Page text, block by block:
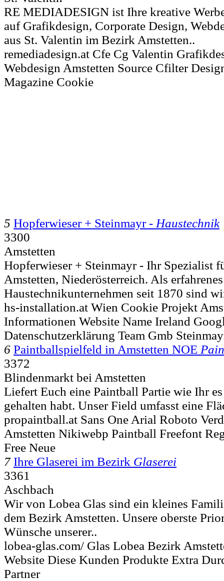
RE MEDIADESIGN ist Ihre kreative
auf Grafikdesign, Corporate Design,
aus St. Valentin im Bezirk Amstetten..
remediadesign.at Cfe Cg Valentin
Webdesign Amstetten Source Cfilter
Magazine Cookie
5 Hopferwieser + Steinmayr - Haustechnik
3300
Amstetten
Hopferwieser + Steinmayr - Ihr Spezialist
Amstetten, Niederösterreich. Als erfahrenes
Haustechnikunternehmen seit 1870 sind
hs-installation.at Wien Cookie Projekt
Informationen Website Name Ireland
Datenschutzerklärung Team Gmb
6 Paintballspielfeld in Amstetten NOE
3372
Blindenmarkt bei Amstetten
Liefert Euch eine Paintball Partie wie Ihr
gehalten habt. Unser Field umfasst eine
propaintball.at Sans One Arial Roboto
Amstetten Nikiwebp Paintball Freefont
Free Neue
7 Ihre Glaserei im Bezirk Glaserei
3361
Aschbach
Wir von Lobea Glas sind ein kleines
dem Bezirk Amstetten. Unsere oberste
Wünsche unserer..
lobea-glas.com/ Glas Lobea Bezirk
Website Diese Kunden Produkte Extra
Partner